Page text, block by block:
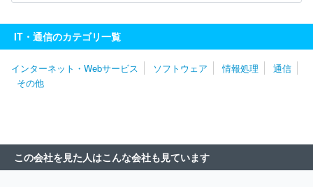
鉄日立システムソリューションズ株式会社
株式会社日立ソリューシ
ョンズ
ＮＥＣフィールディング株式会社
ジネスプロセスデザイン株式会社
伊藤忠テクノソリューションズ株
式会社
社フォーカスシステムズ
株式会社マーブル
株式会社ＪＳＯＬ
株式会社ＢＲＥＸＡ Ｔｅｃｈｎｏｌｏｇｙ
株式会社エル・ティー・エス
アイエックス・ナレッジ株式会社
IT・通信のカテゴリ一覧
インターネット・Webサービス ソフトウェア 情報処理
通信
その他
この会社を見た人はこんな会社も見ています